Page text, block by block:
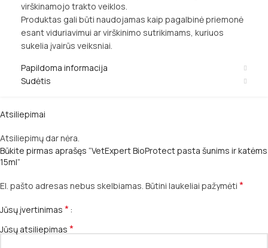
virškinamojo trakto veiklos.
Produktas gali būti naudojamas kaip pagalbinė priemonė
esant viduriavimui ar virškinimo sutrikimams, kuriuos
sukelia įvairūs veiksniai.
Papildoma informacija
Sudėtis
Atsiliepimai
Atsiliepimų dar nėra.
Būkite pirmas aprašęs “VetExpert BioProtect pasta šunims ir katėms
15ml”
El. pašto adresas nebus skelbiamas. Būtini laukeliai pažymėti *
Jūsų įvertinimas *
Jūsų atsiliepimas *